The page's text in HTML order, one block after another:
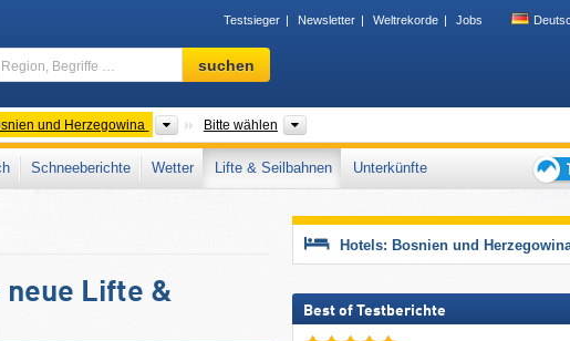
Testsieger Newsletter Weltrekorde Jobs
Skigebiet,
Region,
…
suchen
und Herzegowina LänderBitte wählen
Schneeberichte Wetter Lifte & Seilbahnen
Unterkünfte
für
den
neue Lifte &
Hotels: Bosnien und
Best of Testberichte